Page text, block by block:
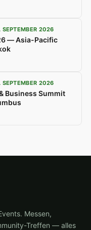
2026
— Asia-Pacific
2026
Business Summit
Messen,
Treffen — alles